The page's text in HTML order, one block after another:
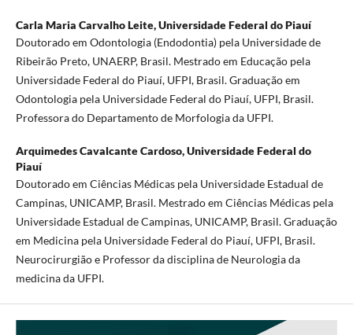
Carla Maria Carvalho Leite,Universidade Federal do Piauí
Doutorado em Odontologia (Endodontia) pela Universidade de
Ribeirão Preto, UNAERP, Brasil. Mestrado em Educação pela
Universidade Federal do Piauí, UFPI, Brasil. Graduação em
Odontologia pela Universidade Federal do Piauí, UFPI, Brasil.
Professora do Departamento de Morfologia da UFPI.
Arquimedes Cavalcante Cardoso,Universidade Federal do
Piauí
Doutorado em Ciências Médicas pela Universidade Estadual de
Campinas, UNICAMP, Brasil. Mestrado em Ciências Médicas pela
Universidade Estadual de Campinas, UNICAMP, Brasil. Graduação
em Medicina pela Universidade Federal do Piauí, UFPI, Brasil.
Neurocirurgião e Professor da disciplina de Neurologia da
medicina da UFPI.